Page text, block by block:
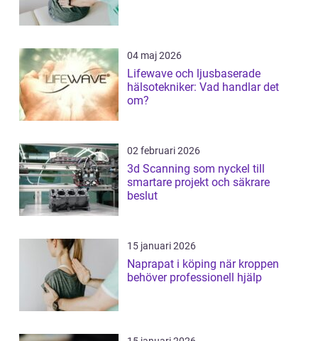
04 maj 2026
Lifewave och ljusbaserade
hälsotekniker: Vad handlar det
om?
02 februari 2026
3d Scanning som nyckel till
smartare projekt och säkrare
beslut
15 januari 2026
Naprapat i köping när kroppen
behöver professionell hjälp